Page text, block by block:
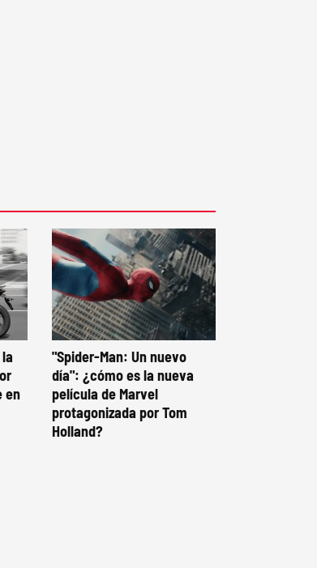
en
"Spider-Man: Un nuevo
día": ¿cómo es la nueva
película de Marvel
protagonizada por Tom
Holland?